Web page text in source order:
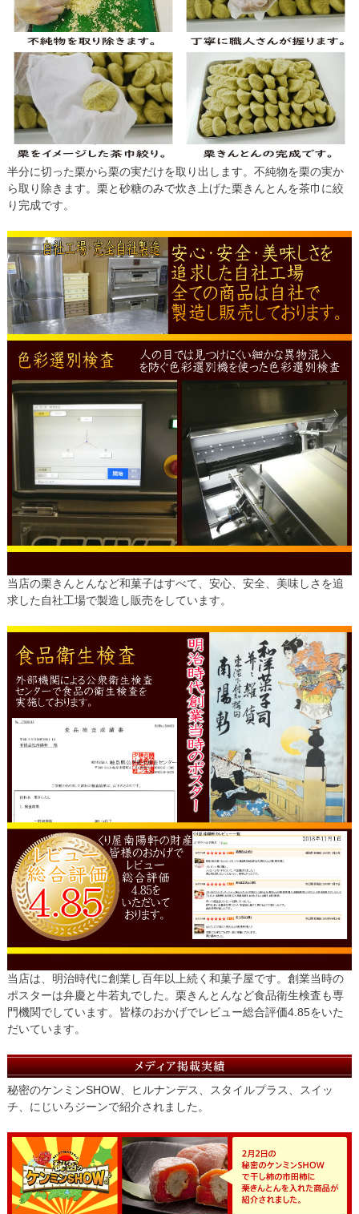
半分に切った栗から栗の実だけを取り出します。不純物を栗の実か
ら取り除きます。栗と砂糖のみで炊き上げた栗きんとんを茶巾に絞
り完成です。
当店の栗きんとんなど和菓子はすべて、安心、安全、美味しさを追
求した自社工場で製造し販売をしています。
当店は、明治時代に創業し百年以上続く和菓子屋です。創業当時の
ポスターは弁慶と牛若丸でした。栗きんとんなど食品衛生検査も専
門機関でしています。皆様のおかげでレビュー総合評価4.85をいた
だいています。
秘密のケンミンSHOW、ヒルナンデス、スタイルプラス、スイッ
チ、にじいろジーンで紹介されました。